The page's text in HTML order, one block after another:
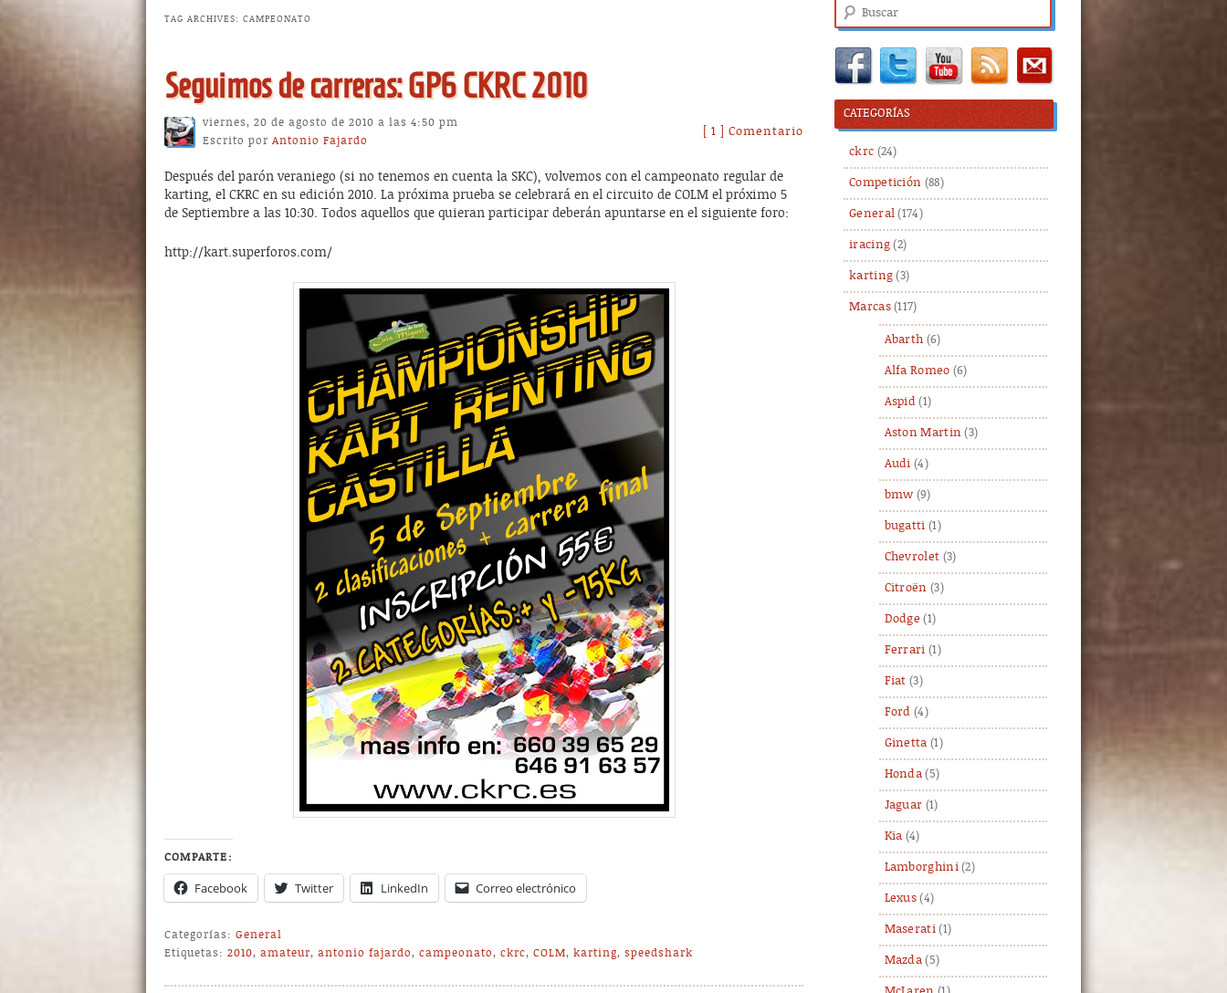
TAG ARCHIVES: CAMPEONATO
Seguimos de carreras: GP6 CKRC 2010
viernes, 20 de agosto de 2010 a las 4:50 pm
Escrito por Antonio Fajardo
[ 1 ] Comentario
Después del parón veraniego (si no tenemos en cuenta la SKC), volvemos con el campeonato regular de
karting, el CKRC en su edición 2010. La próxima prueba se celebrará en el circuito de COLM el próximo 5
de Septiembre a las 10:30. Todos aquellos que quieran participar deberán apuntarse en el siguiente foro:
http://kart.superforos.com/
COMPARTE:
Facebook Twitter LinkedIn Correo electrónico
Categorías: General
Etiquetas: 2010, amateur, antonio fajardo, campeonato, ckrc, COLM, karting, speedshark
Buscar
CATEGORÍAS
ckrc (24)
Competición (88)
General (174)
iracing (2)
karting (3)
Marcas(117)
Abarth (6)
Alfa Romeo (6)
Aspid (1)
Aston Martin (3)
Audi (4)
bmw (9)
bugatti (1)
Chevrolet (3)
Citroën (3)
Dodge (1)
Ferrari (1)
Fiat (3)
Ford (4)
Ginetta (1)
Honda (5)
Jaguar (1)
Kia (4)
Lamborghini(2)
Lexus (4)
Maserati(1)
Mazda (5)